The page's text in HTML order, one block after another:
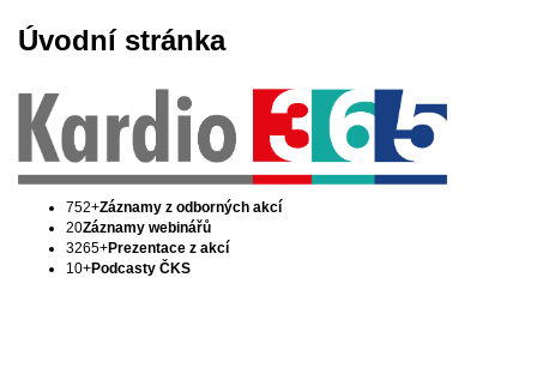
Úvodní stránka
752+Záznamy z odborných akcí
20Záznamy webinářů
3265+Prezentace z akcí
10+Podcasty ČKS